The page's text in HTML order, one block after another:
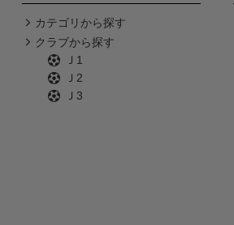
カテゴリから探す
クラブから探す
Ｊ1
Ｊ2
Ｊ3